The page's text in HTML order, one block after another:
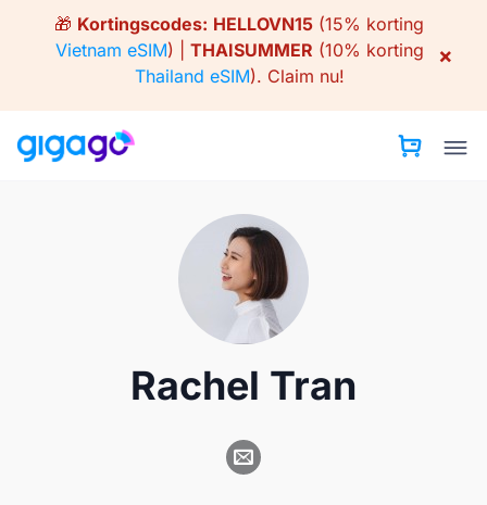
🎁 Kortingscodes: HELLOVN15 (15% korting
Vietnam eSIM) | THAISUMMER (10% korting
Thailand eSIM). Claim nu!
×
Rachel Tran